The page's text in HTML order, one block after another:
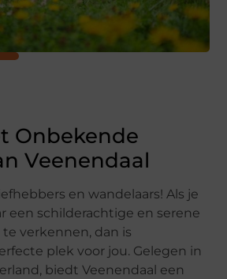
Onbekende
Veenendaal
en wandelaars! Als je
een schilderachtige en serene
verkennen, dan is
plek voor jou. Gelegen in
biedt Veenendaal een